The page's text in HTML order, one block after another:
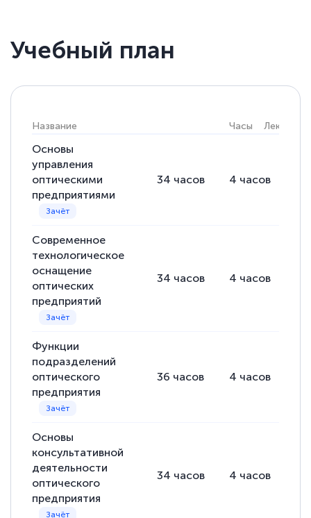
оперативно связались со мной
интересующие вопросы и в течении
Светлана К
Оставила заявку на обучение онлайн, мне
быстро ответили, разъяснили все детали.
Обучение понравилось: огромное
количество тематической литературы,
пособий и учебников доступно на время
прохождения курса, удобная система
аттестации, проблем не возникло ни на
каком этапе…
Учебный план
Название Часы Лекции
Основы
управления
оптическими
предприятиями
34 часов 4 часов
Современное
технологическое
оснащение
оптических
предприятий
34 часов 4 часов
Функции
подразделений
оптического
предприятия
36 часов 4 часов
Основы
консультативной
деятельности
оптического
предприятия
34 часов 4 часов